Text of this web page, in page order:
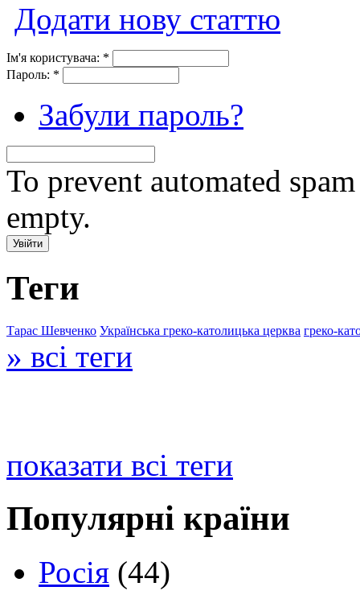
Додати нову статтю
Ім'я користувача: *
Пароль: *
Забули пароль?
To prevent automated
empty.
Теги
Тарас Шевченко Українська греко-католицька церква греко-
» всі теги
показати всі теги
Популярні країни
Росія (44)